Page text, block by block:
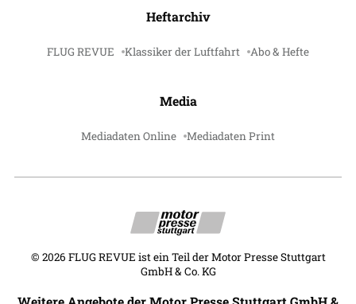
Heftarchiv
FLUG REVUE Klassiker der Luftfahrt Abo & Hefte
Media
Mediadaten Online Mediadaten Print
© 2026 FLUG REVUE ist ein Teil der Motor Presse Stuttgart
GmbH & Co. KG